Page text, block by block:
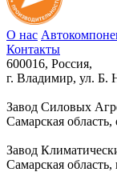
О нас
Контакты
600016, Россия,
г. Владимир, ул. Б.
Завод Силовых
Самарская область,
Завод
Самарская область,